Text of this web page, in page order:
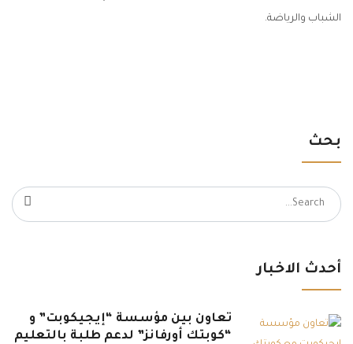
الشباب والرياضة.
بحث
Search
for:
أحدث الاخبار
تعاون بين مؤسسة “إيجيكوبت” و
“كوبتك أورفانز” لدعم طلبة بالتعليم